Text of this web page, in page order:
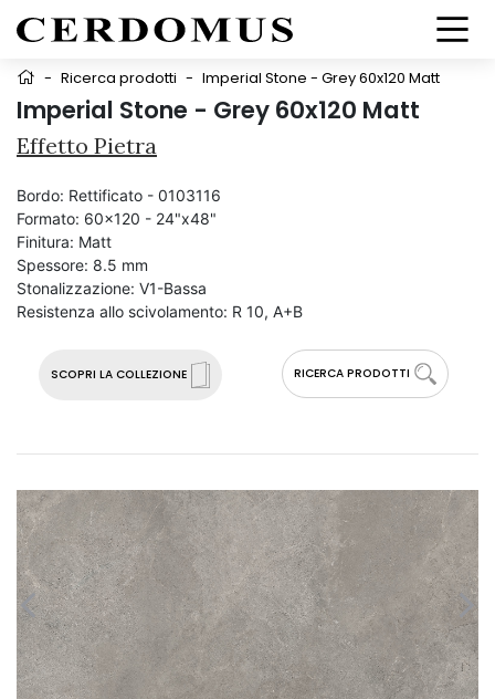
- Ricerca prodotti - Imperial Stone - Grey 60x120 Matt
Imperial Stone - Grey 60x120 Matt
Effetto Pietra
SCOPRI LA COLLEZIONE RICERCA PRODOTTI
Bordo: Rettificato - 0103116
Formato: 60x120 - 24"x48"
Finitura: Matt
Spessore: 8.5 mm
Stonalizzazione: V1-Bassa
Resistenza allo scivolamento: R 10, A+B